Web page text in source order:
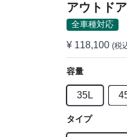
アウトド
全車種対応
¥ 118,100 (税
容量
35L
タイプ